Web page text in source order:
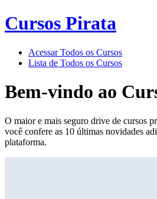
Cursos Pirata
Acessar Todos os Cursos
Lista de Todos os Cursos
Bem-vindo ao
O maior e mais seguro drive de cursos
você confere as 10 últimas novidades
plataforma.